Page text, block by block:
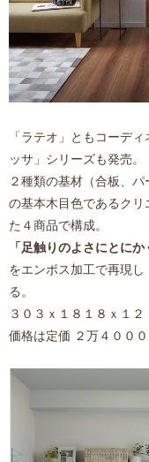
「ラテオ 」ともコーデ
ッサ」シリーズも発売。
２種類の基材（合板、パ
の基本木目色であるク
た４商品で構成。
「足触りのよさにとにか
をエンボス加工で再現し
る。
３０３ｘ１８１８ｘ１２
価格は定価 ２万４０００